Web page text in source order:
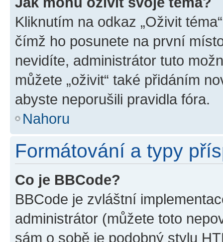
Kliknutím na odkaz „Oživit
čímž ho posunete na první
nevidíte, administrátor tuto
můžete „oživit“ také přidáním
abyste neporušili pravidla fóra.
Nahoru
Formátování a typy
Co je BBCode?
BBCode je zvláštní
administrátor (můžete toto
sám o sobě je podobný stylu